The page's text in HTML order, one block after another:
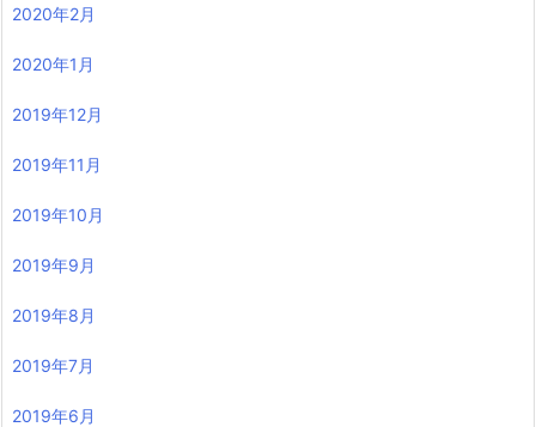
2020年2月
2020年1月
2019年12月
2019年11月
2019年10月
2019年9月
2019年8月
2019年7月
2019年6月